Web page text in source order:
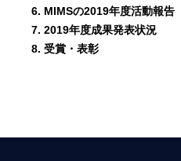
6. MIMSの2019年度活動報告
7. 2019年度成果発表状況
8. 受賞・表彰